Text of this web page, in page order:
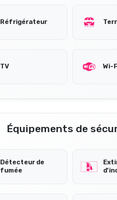
Réfrigérateur
TV Wi-
Équipements de
Détecteur de
fumée